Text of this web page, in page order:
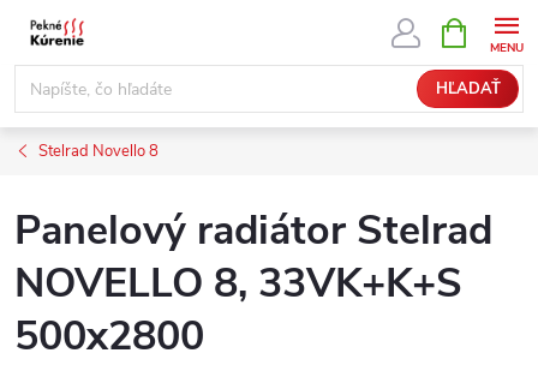
Prejsť
obsah
HĽADAŤ
KOŠÍK
Stelrad Novello 8
Panelový radiátor Stelrad
NOVELLO 8, 33VK+K+S
500x2800